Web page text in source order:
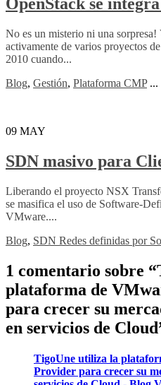
No es un misterio ni una
activamente de varios proyectos
2010 cuando...
Blog, Gestión, Plataforma CMP ...
09 MAY
SDN masivo para
Liberando el proyecto NSX
se masifica el uso de Software-
VMware....
Blog, SDN Redes definidas por
1 comentario sobre “
plataforma de
para crecer su
en servicios de Cloud
TigoUne utiliza la
Provider para crecer su